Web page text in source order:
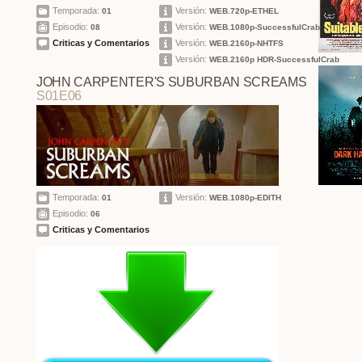
Temporada: 01
Episodio: 08
Criticas y Comentarios
Versión:WEB.720p-ETHEL
Versión:WEB.1080p-SuccessfulCrab
Versión:WEB.2160p-NHTFS
Versión:WEB.2160p HDR-SuccessfulCrab
JOHN CARPENTER'S SUBURBAN SCREAMS
S01E06
Temporada: 01
Episodio: 06
Criticas y Comentarios
Versión:WEB.1080p-EDITH